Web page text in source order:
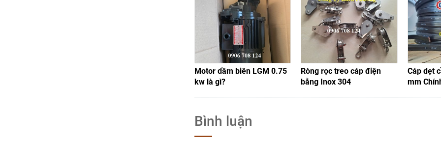
Motor dầm biên LGM 0.75
kw là gì?
Ròng rọc treo cáp điện
bằng Inox 304
Cáp dẹt
mm
Bình luận